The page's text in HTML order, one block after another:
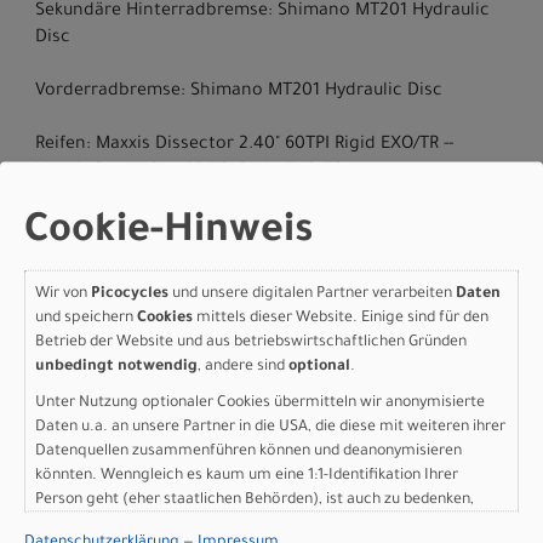
Sekundäre Hinterradbremse: Shimano MT201 Hydraulic
Disc
Vorderradbremse: Shimano MT201 Hydraulic Disc
Reifen: Maxxis Dissector 2.40" 60TPI Rigid EXO/TR --
Gabel: Marzocchi Bomber Z2 140 Rail Remote Push-Lock
Schaltwerk hinten: Shimano Deore M6100 SGS Shadow
Plus
Kassette: Shimano CS-M6100 10-51t 12-Speed
Kette: Shimano M6100
Cookie-Hinweis
Wir von Picocycles und unsere digitalen Partner verarbeiten Daten
und speichern Cookies mittels dieser Website. Einige sind für den
Betrieb der Website und aus betriebswirtschaftlichen Gründen
unbedingt notwendig, andere sind optional.
Unter Nutzung optionaler Cookies übermitteln wir anonymisierte
Daten u.a. an unsere Partner in die USA, die diese mit weiteren ihrer
Datenquellen zusammenführen können und deanonymisieren
könnten. Wenngleich es kaum um eine 1:1-Identifikation Ihrer
Person geht (eher staatlichen Behörden), ist auch zu bedenken,